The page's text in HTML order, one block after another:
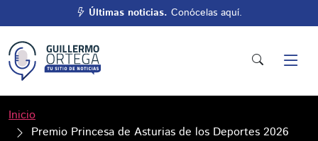
Últimas noticias. Conócelas aquí.
Inicio
Premio Princesa de Asturias de los Deportes 2026